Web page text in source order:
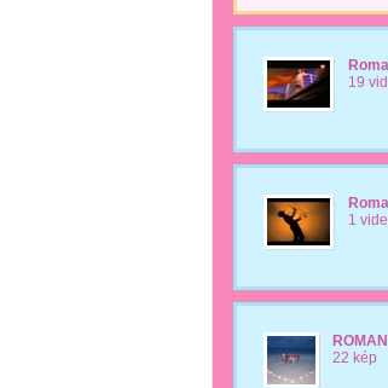
19
1
22 kép